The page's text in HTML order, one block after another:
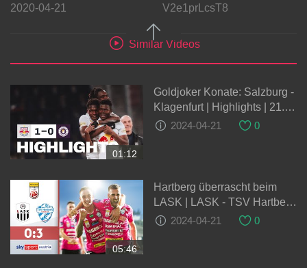
2020-04-21
V2e1prLcsT8
Similar Videos
01:12
Goldjoker Konate: Salzburg -
Klagenfurt | Highlights | 21.
Spieltag, ADMIRAL
2024-04-21 0
05:46
Hartberg überrascht beim
LASK | LASK - TSV Hartberg
| Highlights - ADMIRAL
2024-04-21 0